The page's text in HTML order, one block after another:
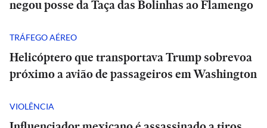
negou posse da Taça das Bolinhas ao Flamengo
TRÁFEGO AÉREO
Helicóptero que transportava Trump sobrevoa
próximo a avião de passageiros em Washington
VIOLÊNCIA